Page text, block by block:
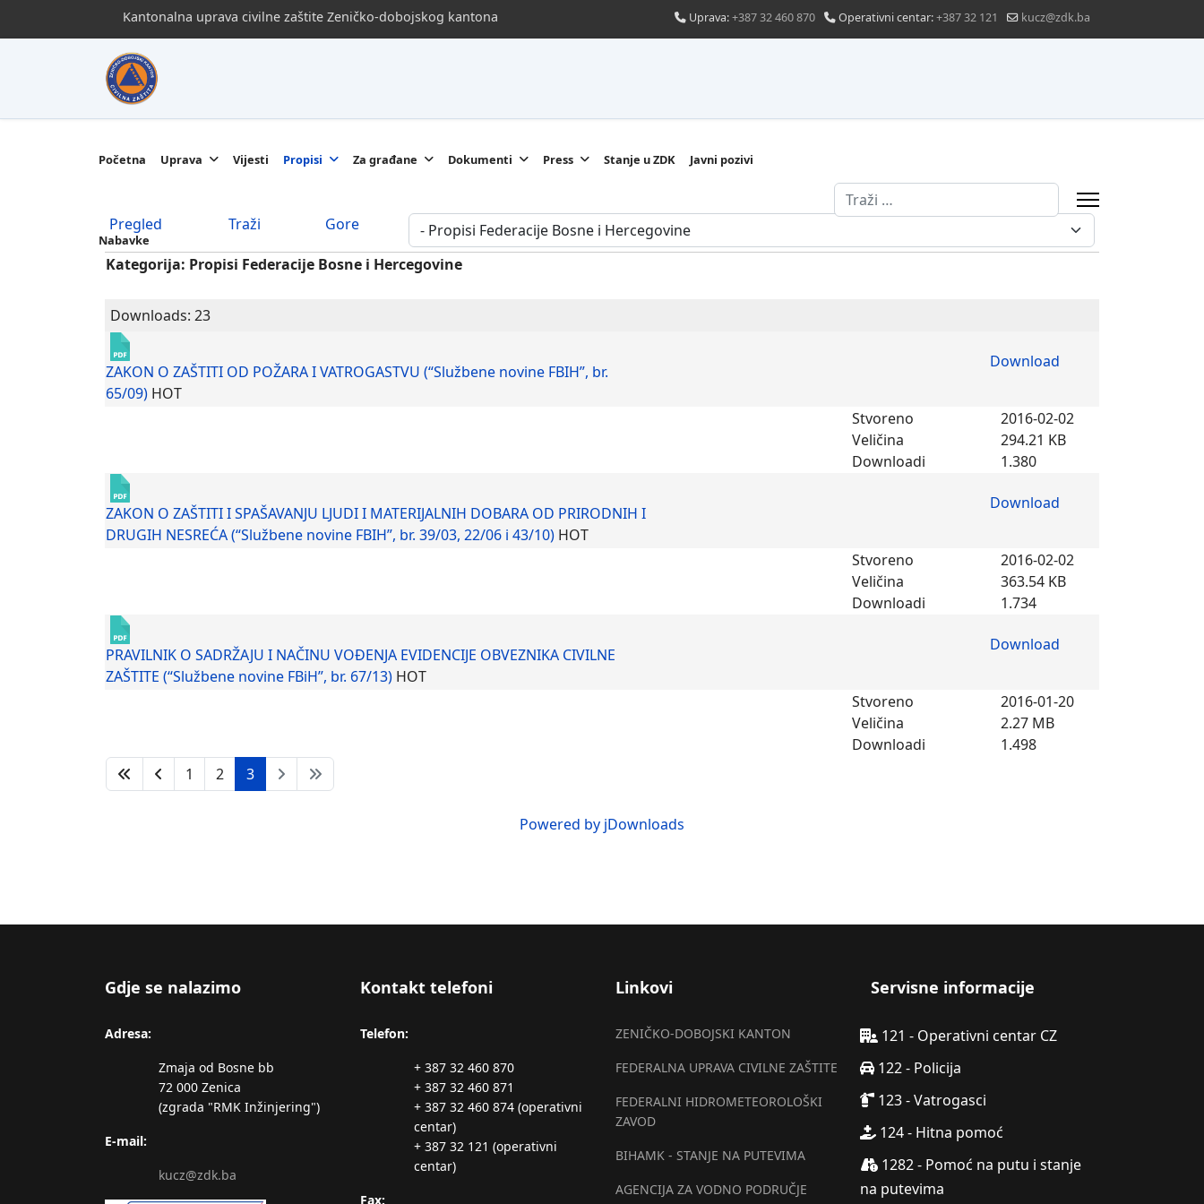
Kantonalna uprava civilne zaštite Zeničko-dobojskog kantona Uprava:+387 32 460 870 Operativni centar:+387 32 121 kucz@zdk.ba
Početna Uprava Vijesti Propisi Za građane Dokumenti Press Stanje u ZDK Javni pozivi
Nabavke
Traži
Pregled
Traži Gore
Kategorija: Propisi Federacije Bosne i Hercegovine
Downloads: 23
ZAKON O ZAŠTITI OD POŽARA I VATROGASTVU (“Službene novine FBIH”, br.
65/09) HOT
Download
Stvoreno
Veličina
Downloadi
2016-02-02
294.21 KB
1.380
ZAKON O ZAŠTITI I SPAŠAVANJU LJUDI I MATERIJALNIH DOBARA OD PRIRODNIH I
DRUGIH NESREĆA (“Službene novine FBIH”, br. 39/03, 22/06 i 43/10) HOT
Download
Stvoreno
Veličina
Downloadi
2016-02-02
363.54 KB
1.734
PRAVILNIK O SADRŽAJU I NAČINU VOĐENJA EVIDENCIJE OBVEZNIKA CIVILNE
ZAŠTITE (“Službene novine FBiH”, br. 67/13) HOT
Download
Stvoreno
Veličina
Downloadi
2016-01-20
2.27 MB
1.498
1
2 3
Powered by jDownloads
Gdje se nalazimo
Adresa:
Zmaja od Bosne bb
72 000 Zenica
(zgrada "RMK Inžinjering")
E-mail:
kucz@zdk.ba
Kontakt telefoni
Telefon:
+ 387 32 460 870
+ 387 32 460 871
+ 387 32 460 874 (operativni
centar)
+ 387 32 121 (operativni
centar)
Fax:
Linkovi
ZENIČKO-DOBOJSKI KANTON
FEDERALNA UPRAVA CIVILNE ZAŠTITE
FEDERALNI HIDROMETEOROLOŠKI
ZAVOD
BIHAMK - STANJE NA PUTEVIMA
AGENCIJA ZA VODNO PODRUČJE
Servisne informacije
121 - Operativni centar CZ
122 - Policija
123 - Vatrogasci
124 - Hitna pomoć
1282 - Pomoć na putu i stanje
na putevima